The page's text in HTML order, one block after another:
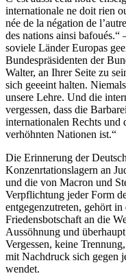
internationale ne doit rien
née de la négation de
des nations ainsi
soviele Länder Europas
Bundespräsidenten der
Walter, an Ihrer Seite zu
sich geeeint halten.
unsere Lehre. Und die
vergessen, dass die
internationalen Rechts und
verhöhnten Nationen ist.“
Die Erinnerung der
Konzenrtationslagern an
und die von Macron und
Verpflichtung jeder Form
entgegenzutreten, gehört
Friedensbotschaft an die
Aussöhnung und
Vergessen, keine
mit Nachdruck sich gegen
wendet.